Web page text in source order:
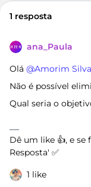
1 resposta
ana_Paula
Olá ​ @Amorim Silva
Não é possível
Qual seria o
Dê um like 👍, e
Resposta' ✅
1 like